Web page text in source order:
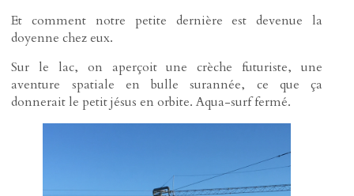
Et comment notre petite dernière est devenue la
doyenne chez eux.
Sur le lac, on aperçoit une crèche futuriste, une
aventure spatiale en bulle surannée, ce que ça
donnerait le petit jésus en orbite. Aqua-surf fermé.